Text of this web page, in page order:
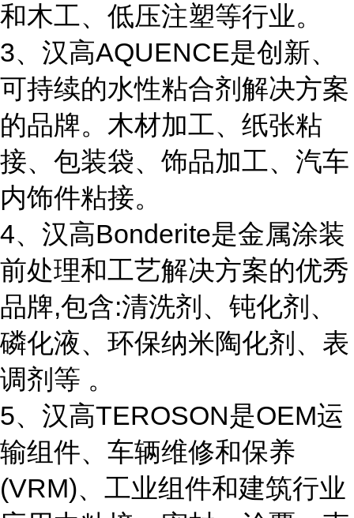
和木工、低压注塑等行业。
3、汉高AQUENCE是创新、
可持续的水性粘合剂解决方案
的品牌。木材加工、纸张粘
接、包装袋、饰品加工、汽车
内饰件粘接。
4、汉高Bonderite是金属涂装
前处理和工艺解决方案的优秀
品牌,包含:清洗剂、钝化剂、
磷化液、环保纳米陶化剂、表
调剂等 。
5、汉高TEROSON是OEM运
输组件、车辆维修和保养
(VRM)、工业组件和建筑行业